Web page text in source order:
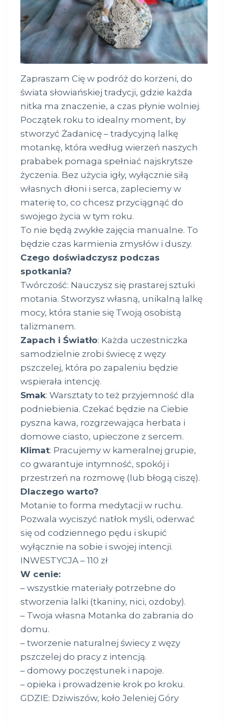
Zapraszam Cię w podróż do korzeni, do
świata słowiańskiej tradycji, gdzie każda
nitka ma znaczenie, a czas płynie wolniej.
Początek roku to idealny moment, by
stworzyć Żadanicę – tradycyjną lalkę
motankę, która według wierzeń naszych
prababek pomaga spełniać najskrytsze
życzenia. Bez użycia igły, wyłącznie siłą
własnych dłoni i serca, zapleciemy w
materię to, co chcesz przyciągnąć do
swojego życia w tym roku.
To nie będą zwykłe zajęcia manualne. To
będzie czas karmienia zmysłów i duszy.
Czego doświadczysz podczas
spotkania?
Twórczość: Nauczysz się prastarej sztuki
motania. Stworzysz własną, unikalną lalkę
mocy, która stanie się Twoją osobistą
talizmanem.
Zapach i Światło: Każda uczestniczka
samodzielnie zrobi świecę z węzy
pszczelej, która po zapaleniu będzie
wspierała intencję.
Smak: Warsztaty to też przyjemność dla
podniebienia. Czekać będzie na Ciebie
pyszna kawa, rozgrzewająca herbata i
domowe ciasto, upieczone z sercem.
Klimat: Pracujemy w kameralnej grupie,
co gwarantuje intymność, spokój i
przestrzeń na rozmowę (lub błogą ciszę).
Dlaczego warto?
Motanie to forma medytacji w ruchu.
Pozwala wyciszyć natłok myśli, oderwać
się od codziennego pędu i skupić
wyłącznie na sobie i swojej intencji.
INWESTYCJA – 110 zł
W cenie:
– wszystkie materiały potrzebne do
stworzenia lalki (tkaniny, nici, ozdoby).
– Twoja własna Motanka do zabrania do
domu.
– tworzenie naturalnej świecy z węzy
pszczelej do pracy z intencją.
– domowy poczęstunek i napoje.
– opieka i prowadzenie krok po kroku.
GDZIE: Dziwiszów, koło Jeleniej Góry